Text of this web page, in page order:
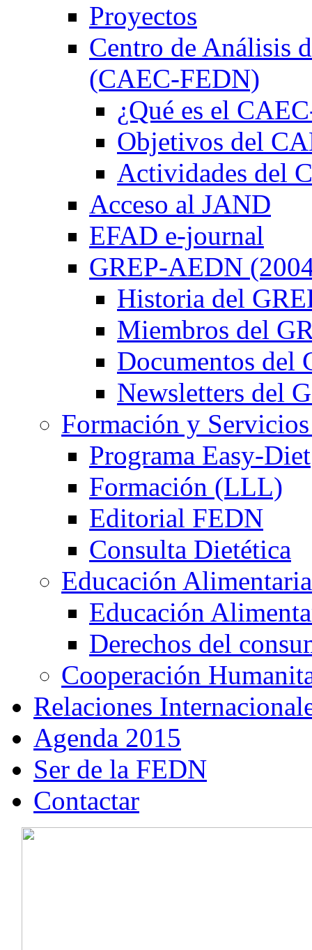
Proyectos
Centro de Análisis
(CAEC-FEDN)
¿Qué es el
Objetivos del
Actividades del
Acceso al JAND
EFAD e-journal
GREP-AEDN
Historia del
Miembros del
Documentos del
Newsletters del
Formación y
Programa Easy-Diet
Formación (LLL)
Editorial FEDN
Consulta Dietética
Educación Alimentaria
Educación
Derechos del
Cooperación
Relaciones
Agenda 2015
Ser de la FEDN
Contactar